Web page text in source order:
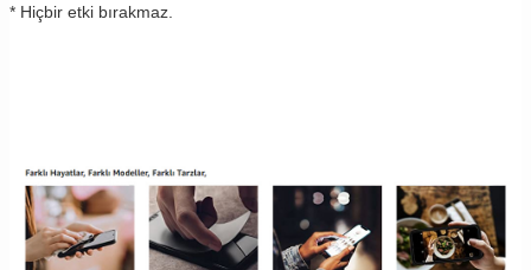
* Hiçbir etki bırakmaz.